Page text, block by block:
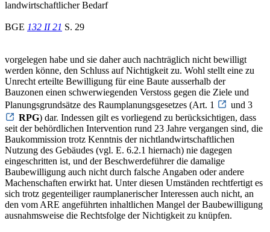
landwirtschaftlicher Bedarf
BGE 132 II 21 S. 29
vorgelegen habe und sie daher auch nachträglich nicht bewilligt
werden könne, den Schluss auf Nichtigkeit zu. Wohl stellt eine zu
Unrecht erteilte Bewilligung für eine Baute ausserhalb der
Bauzonen einen schwerwiegenden Verstoss gegen die Ziele und
Planungsgrundsätze des Raumplanungsgesetzes (Art. 1
und 3
RPG) dar. Indessen gilt es vorliegend zu berücksichtigen, dass
seit der behördlichen Intervention rund 23 Jahre vergangen sind, die
Baukommission trotz Kenntnis der nichtlandwirtschaftlichen
Nutzung des Gebäudes (vgl. E. 6.2.1 hiernach) nie dagegen
eingeschritten ist, und der Beschwerdeführer die damalige
Baubewilligung auch nicht durch falsche Angaben oder andere
Machenschaften erwirkt hat. Unter diesen Umständen rechtfertigt es
sich trotz gegenteiliger raumplanerischer Interessen auch nicht, an
den vom ARE angeführten inhaltlichen Mangel der Baubewilligung
ausnahmsweise die Rechtsfolge der Nichtigkeit zu knüpfen.